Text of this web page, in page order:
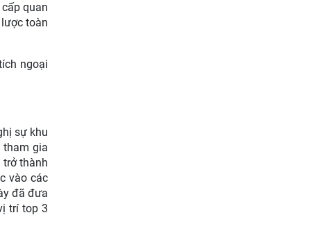
quan
toàn
ngoại
sự khu
tham gia
thành
vào các
đã đưa
trí top 3